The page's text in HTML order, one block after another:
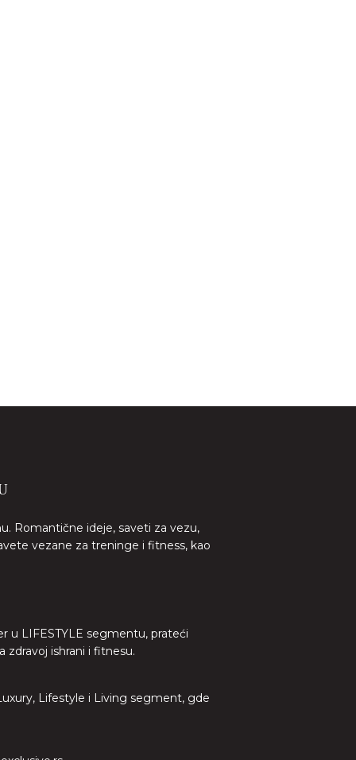
Romantične ideje, saveti za vezu,
vezane za treninge i fitness, kao
u LIFESTYLE segmentu, prateći
ishrani i fitnesu.
Lifestyle i Living segment, gde